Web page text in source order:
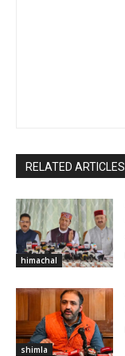
RELATED ARTICLES
himachal
shimla